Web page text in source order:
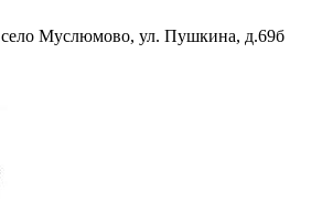
село Муслюмово, ул. Пушкина, д.69б